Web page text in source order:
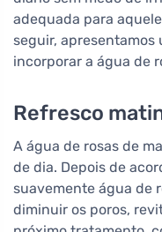
adequada para
seguir, apresentamos
incorporar a água de
Refresco
A água de rosas de
de dia. Depois de
suavemente água de
diminuir os poros,